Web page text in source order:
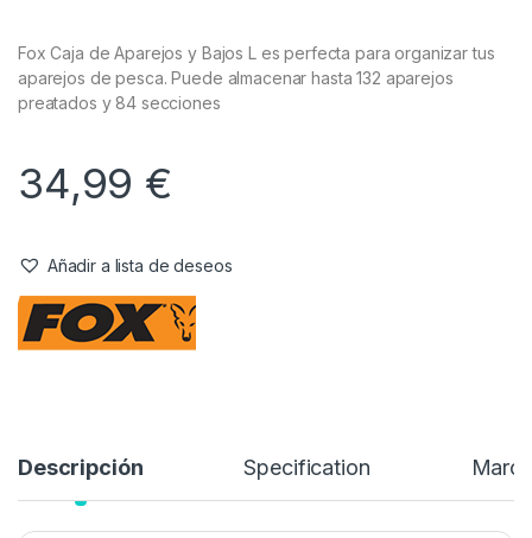
Fox Caja de Aparejos y Bajos L es perfecta para organizar tus
aparejos de pesca. Puede almacenar hasta 132 aparejos
preatados y 84 secciones
34,99 €
Añadir a lista de deseos
Descripción Specification Marca